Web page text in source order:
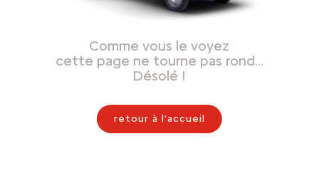
Comme vous le voyez
cette page ne tourne pas rond…
Désolé !
retour à l'accueil